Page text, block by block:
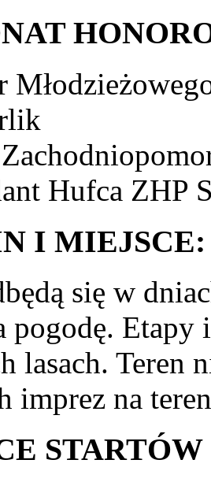
Hufca ZHP
I MIEJSCE:
się w
pogodę. Etapy
lasach. Teren
imprez na
STARTÓW